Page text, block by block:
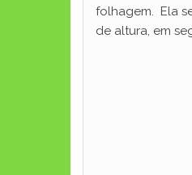
folhagem. Ela
de altura, em